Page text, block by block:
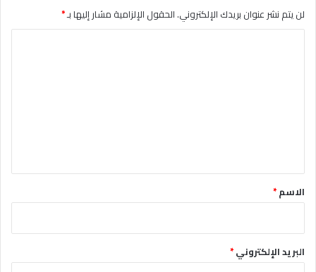
لن يتم نشر عنوان بريدك الإلكتروني.الحقول الإلزامية مشار إليها بـ*
*الاسم*
البريد الإلكتروني*